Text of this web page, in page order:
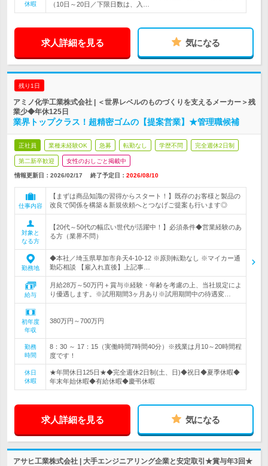
休暇
（10日～20日／下限日数は、入…
求人詳細を見る 気になる
残り1日
アミノ化学工業株式会社 | ＜世界レベルのものづくりを支えるメーカー＞残
業少◆年休125日
業界トップクラス！超精密ゴムの【提案営業】★管理職候補
正社員 業種未経験OK 急募 転勤なし 学歴不問 完全週休2日制
第二新卒歓迎 女性のおしごと掲載中
情報更新日：2026/02/17 終了予定日： 2026/08/10
仕事内容
【まずは商品知識の習得からスタート！】既存のお客様と製品の
改良で関係を構築＆新規依頼へとつなげご提案も行います◎
対象と
なる方
【20代～50代の幅広い世代が活躍中！】必須条件◆営業経験のあ
る方（業界不問）
勤務地
◆本社／埼玉県草加市弁天4-10-12 ※原則転勤なし ※マイカー通
勤応相談 【雇入れ直後】上記事…
給与
月給28万～50万円＋賞与※経験・年齢を考慮の上、当社規定によ
り優遇します。※試用期間3ヶ月あり※試用期間中の待遇変…
初年度
年収
380万円～700万円
勤務
時間
8：30 ～ 17：15（実働時間7時間40分）※残業は月10～20時間程
度です！
休日
休暇
★年間休日125日★◆完全週休2日制(土、日)◆祝日◆夏季休暇◆
年末年始休暇◆有給休暇◆慶弔休暇
求人詳細を見る 気になる
アサヒ工業株式会社 | 大手エンジニアリング企業と安定取引★賞与年3回★